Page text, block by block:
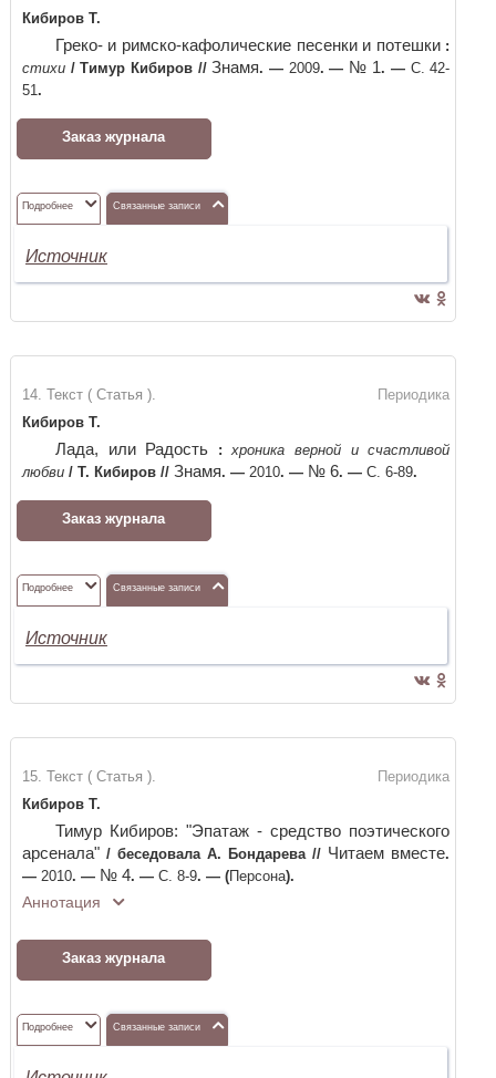
Кибиров Т.
Греко- и римско-кафолические песенки и потешки :
стихи / Тимур Кибиров // Знамя. —2009. — № 1. — С. 42-
51.
Заказ журнала
Подробнее Связанные записи
Источник
Периодика
14. Текст ( Статья ).
Кибиров Т.
Лада, или Радость :
хроника верной и счастливой
любви / Т. Кибиров // Знамя. —2010. — № 6. —С. 6-89.
Заказ журнала
Подробнее Связанные записи
Источник
Периодика
15. Текст ( Статья ).
Кибиров Т.
Тимур Кибиров: "Эпатаж - средство поэтического
арсенала" / беседовала А. Бондарева // Читаем вместе.
—2010. — № 4. —С. 8-9. — (Персона).
Аннотация
Заказ журнала
Подробнее Связанные записи